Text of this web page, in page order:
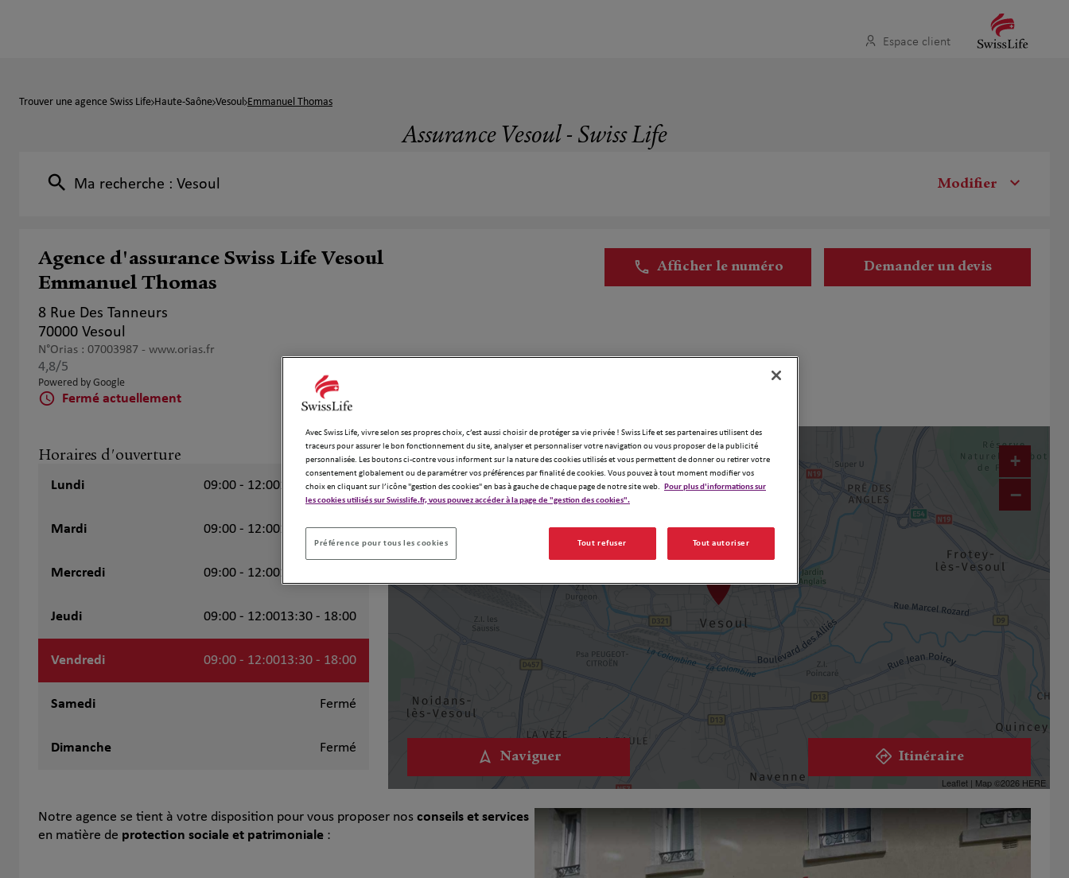
Espace client
Trouver une agence Swiss Life Haute-Saône Vesoul Emmanuel Thomas
Assurance Vesoul - Swiss Life
Ma recherche : Vesoul Modifier
Agence d'assurance Swiss Life Vesoul
Emmanuel Thomas
8 Rue Des Tanneurs
70000 Vesoul
N°Orias : 07003987 - www.orias.fr
4,8/5
Powered by Google
Fermé actuellement
Afficher le numéro Demander un devis
Horaires d'ouverture
Lundi 09:00 - 12:0013:30 - 18:00
Mardi 09:00 - 12:0013:30 - 18:00
Mercredi 09:00 - 12:0013:30 - 18:00
Jeudi 09:00 - 12:0013:30 - 18:00
Vendredi 09:00 - 12:0013:30 - 18:00
Samedi Fermé
Dimanche Fermé
+
−
Leaflet | Map ©2026 HERE
Naviguer Itinéraire
Notre agence se tient à votre disposition pour vous proposer nos conseils et services
en matière de protection sociale et patrimoniale :
Avec Swiss Life, vivre selon ses propres choix, c’est aussi choisir de protéger sa vie privée ! Swiss Life et ses partenaires utilisent des
traceurs pour assurer le bon fonctionnement du site, analyser et personnaliser votre navigation ou vous proposer de la publicité
personnalisée. Les boutons ci-contre vous informent sur la nature des cookies utilisés et vous permettent de donner ou retirer votre
consentement globalement ou de paramétrer vos préférences par finalité de cookies. Vous pouvez à tout moment modifier vos
choix en cliquant sur l’icône "gestion des cookies" en bas à gauche de chaque page de notre site web. Pour plus d'informations sur
les cookies utilisés sur Swisslife.fr, vous pouvez accéder à la page de "gestion des cookies".
Préférence pour tous les cookies Tout refuser Tout autoriser